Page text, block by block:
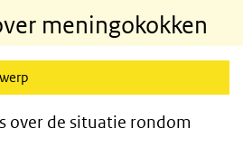
meningokokken
over de situatie rondom